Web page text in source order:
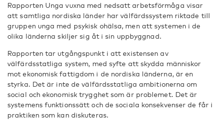
Rapporten Unga vuxna med nedsatt arbetsförmåga visar
att samtliga nordiska länder har välfärdssystem riktade till
gruppen unga med psykisk ohälsa, men att systemen i de
olika länderna skiljer sig åt i sin uppbyggnad.
Rapporten tar utgångspunkt i att existensen av
välfärdsstatliga system, med syfte att skydda människor
mot ekonomisk fattigdom i de nordiska länderna, är en
styrka. Det är inte de välfärdsstatliga ambitionerna om
social och ekonomisk trygghet som är problemet. Det är
systemens funktionssätt och de sociala konsekvenser de får i
praktiken som kan diskuteras.